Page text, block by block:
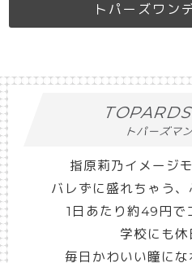
トパーズワン
トパーズマ
指原莉乃イメージ
バレずに盛れちゃう、
1日あたり約49円で
学校にも休
毎日かわいい瞳に